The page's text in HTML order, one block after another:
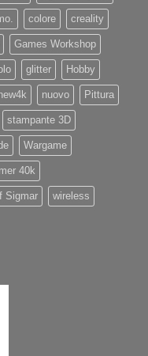
colore creality
Games Workshop
glitter Hobby
nuovo Pittura
stampante 3D
Wargame
40k
Sigmar wireless